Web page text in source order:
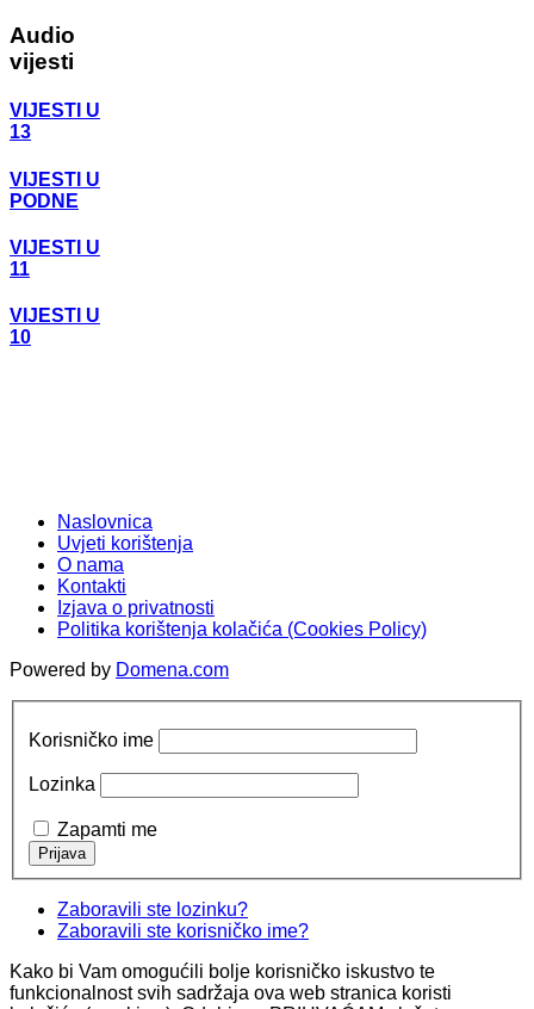
Audio
vijesti
VIJESTI U
13
VIJESTI U
PODNE
VIJESTI U
11
VIJESTI U
10
Naslovnica
Uvjeti korištenja
O nama
Kontakti
Izjava o privatnosti
Politika korištenja kolačića (Cookies Policy)
Powered by Domena.com
Korisničko ime
Lozinka
Zapamti me
Zaboravili ste lozinku?
Zaboravili ste korisničko ime?
Kako bi Vam omogućili bolje korisničko iskustvo te
funkcionalnost svih sadržaja ova web stranica koristi